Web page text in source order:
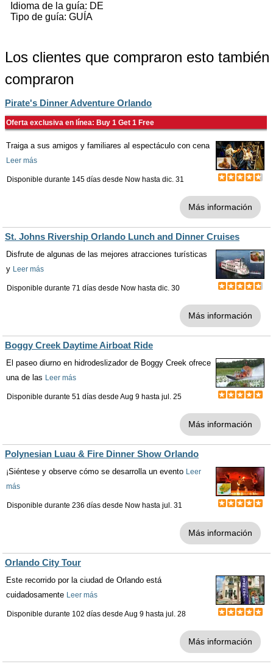
Idioma de la guía: DE
Tipo de guía: GUÍA
Los clientes que compraron esto también
compraron
Pirate's Dinner Adventure Orlando
Oferta exclusiva en línea: Buy 1 Get 1 Free
Traiga a sus amigos y familiares al espectáculo con cena
Leer más
Disponible durante 145 días desde Now hasta dic. 31
Más información
St. Johns Rivership Orlando Lunch and Dinner Cruises
Disfrute de algunas de las mejores atracciones turísticas
y Leer más
Disponible durante 71 días desde Now hasta dic. 30
Más información
Boggy Creek Daytime Airboat Ride
El paseo diurno en hidrodeslizador de Boggy Creek ofrece
una de las Leer más
Disponible durante 51 días desde Aug 9 hasta jul. 25
Más información
Polynesian Luau & Fire Dinner Show Orlando
¡Siéntese y observe cómo se desarrolla un evento Leer
más
Disponible durante 236 días desde Now hasta jul. 31
Más información
Orlando City Tour
Este recorrido por la ciudad de Orlando está
cuidadosamente Leer más
Disponible durante 102 días desde Aug 9 hasta jul. 28
Más información